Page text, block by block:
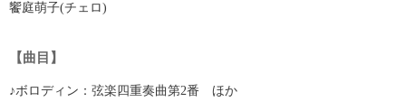
饗庭萌子(チェロ)
【曲目】
♪ボロディン：弦楽四重奏曲第2番 ほか